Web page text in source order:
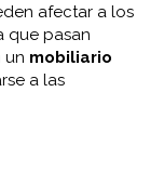
afectar a los
que pasan
un mobiliario
a las